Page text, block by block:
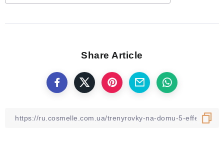
Share Article